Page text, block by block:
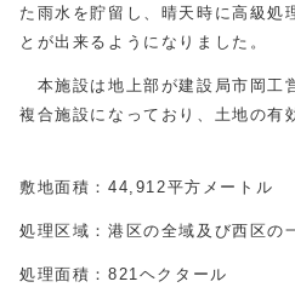
た雨水を貯留し、晴天時に高級処
とが出来るようになりました。
本施設は地上部が建設局市岡工
複合施設になっており、土地の有
敷地面積：44,912平方メートル
処理区域：港区の全域及び西区の
処理面積：821ヘクタール